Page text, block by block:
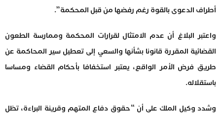
أطراف الدعوى بالقوة رغم رفضها من قبل المحكمة”.
واعتبر البلاغ أن عدم الامتثال لقرارات المحكمة وممارسة الطعون
القضائية المقررة قانونا بشأنها والسعي إلى تعطيل سير المحاكمة عن
طريق فرض الأمر الواقع، يعتبر استخفافا بأحكام القضاء ومساسا
باستقلاله.
وشدد وكيل الملك على أن “حقوق دفاع المتهم وقرينة البراءة، تظل